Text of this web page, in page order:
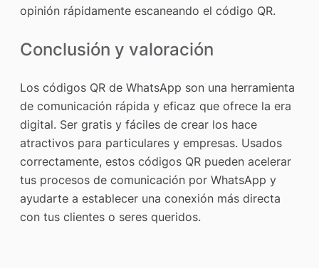
opinión rápidamente escaneando el código QR.
Conclusión y valoración
Los códigos QR de WhatsApp son una herramienta
de comunicación rápida y eficaz que ofrece la era
digital. Ser gratis y fáciles de crear los hace
atractivos para particulares y empresas. Usados
correctamente, estos códigos QR pueden acelerar
tus procesos de comunicación por WhatsApp y
ayudarte a establecer una conexión más directa
con tus clientes o seres queridos.